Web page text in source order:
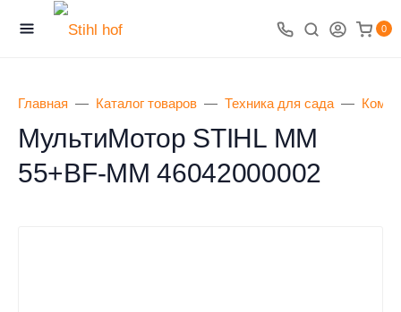
0
Главная Каталог товаров Техника для сада
МультиМотор STIHL MM
55+BF-MM 46042000002